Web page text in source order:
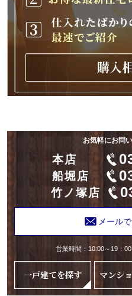
お気軽にお問
本店
船堀店
竹ノ塚店
メール
営業時間：10:00～19：
一戸建てを探す マンシ